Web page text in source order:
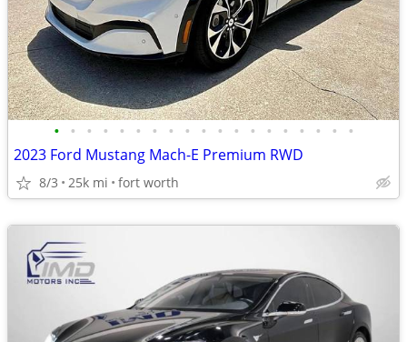
• • • • • • • • • • • • • • • • • • •
2023 Ford Mustang Mach-E Premium RWD
8/3 25k mi fort worth